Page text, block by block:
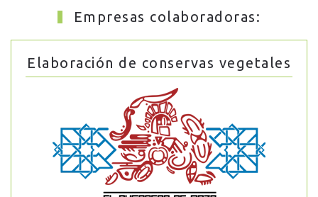
Empresas colaboradoras:
Elaboración de conservas vegetales